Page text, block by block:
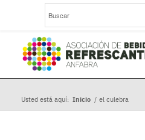
Usted está aquí: Inicio / el culebra